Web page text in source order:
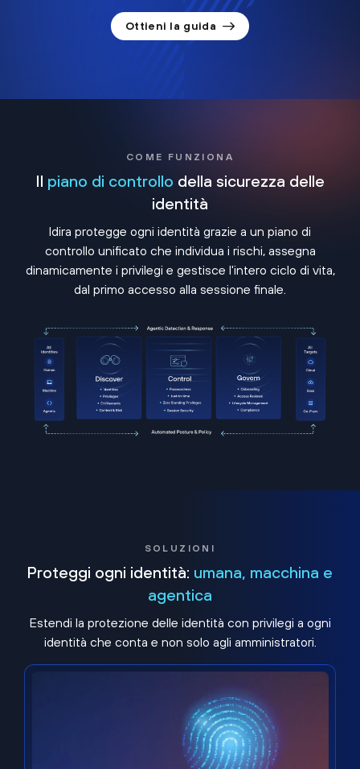
Ottieni la guida
COME FUNZIONA
Il piano di controllo della sicurezza delle
identità
Idira protegge ogni identità grazie a un piano di
controllo unificato che individua i rischi, assegna
dinamicamente i privilegi e gestisce l'intero ciclo di vita,
dal primo accesso alla sessione finale.
SOLUZIONI
Proteggi ogni identità: umana, macchina e
agentica
Estendi la protezione delle identità con privilegi a ogni
identità che conta e non solo agli amministratori.